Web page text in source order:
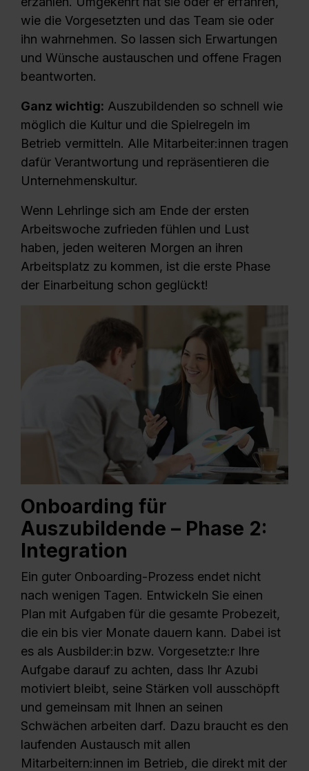
dir erteilte Einwilligung jederzeit mit Wirkung für die Zukunft
ganz oder teilweise über unsere Datenschutzerklärung unter
dem Punkt „Datenschutz-Einstellungen“ widerrufen. Weitere
Informationen zu den einzelnen Cookies findest du durch
Klick auf „Details zeigen“. Weitere Informationen:
wie die Vorgesetzten und das Team sie oder
ihn wahrnehmen. So lassen sich Erwartungen
und Wünsche austauschen und offene Fragen
beantworten.
Ganz wichtig: Auszubildenden so schnell wie
möglich die Kultur und die Spielregeln im
Betrieb vermitteln. Alle Mitarbeiter:innen tragen
dafür Verantwortung und repräsentieren die
Unternehmenskultur.
Wenn Lehrlinge sich am Ende der ersten
Arbeitswoche zufrieden fühlen und Lust
haben, jeden weiteren Morgen an ihren
Arbeitsplatz zu kommen, ist die erste Phase
der Einarbeitung schon geglückt!
Onboarding für
Auszubildende – Phase 2:
Integration
Ein guter Onboarding-Prozess endet nicht
nach wenigen Tagen. Entwickeln Sie einen
Plan mit Aufgaben für die gesamte Probezeit,
die ein bis vier Monate dauern kann. Dabei ist
es als Ausbilder:in bzw. Vorgesetzte:r Ihre
Aufgabe darauf zu achten, dass Ihr Azubi
motiviert bleibt, seine Stärken voll ausschöpft
und gemeinsam mit Ihnen an seinen
Schwächen arbeiten darf. Dazu braucht es den
laufenden Austausch mit allen
Mitarbeitern:innen im Betrieb, die direkt mit der